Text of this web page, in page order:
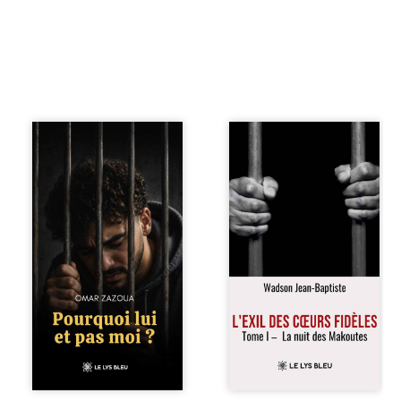
Pourquoi lui et pas
moi ? raconte le
parcours de
l’auteur marqué
par les mauvais
choix, la chute et
l’épreuve de
l’enfermement.
Mais il dévoile
également les
espoirs qui lui ont
permis de ne pas
renoncer. Au-delà
d’une histoire
témoignage
« Une nuit suffit
parfois pour briser
une famille… mais
certaines fidélités
traversent les
années. » Haïti,
sous la dictature
des Duvalier. La
jusque dans les
villages les plus
Jean-Joël Joli
mène une
avec sa famille.